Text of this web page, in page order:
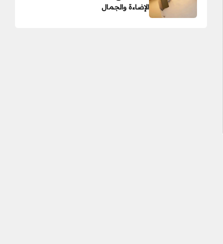
الإضاءة والجمال